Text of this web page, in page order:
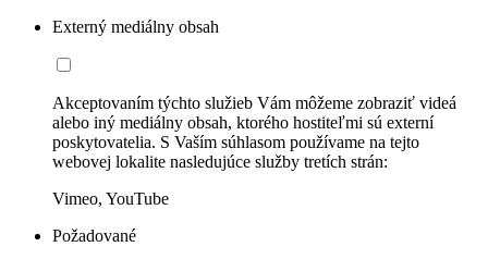
Externý mediálny obsah
Akceptovaním týchto služieb Vám môžeme zobraziť videá
alebo iný mediálny obsah, ktorého hostiteľmi sú externí
poskytovatelia. S Vaším súhlasom používame na tejto
webovej lokalite nasledujúce služby tretích strán:
Vimeo, YouTube
Požadované